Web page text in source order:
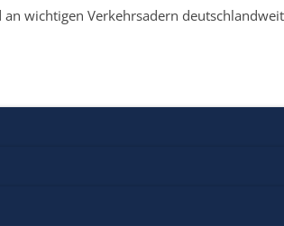
wichtigen Verkehrsadern